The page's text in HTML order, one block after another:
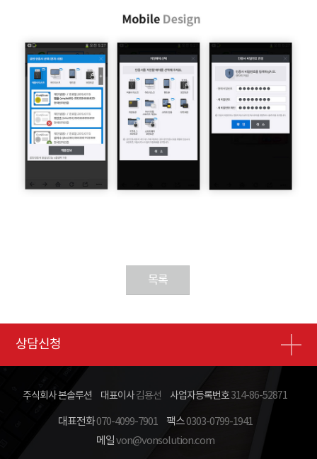
목록
상담신청
주식회사 본솔루션 대표이사김용선 사업자등록번호314-86-52871
대표전화070-4099-7901 팩스0303-0799-1941
메일von@vonsolution.com